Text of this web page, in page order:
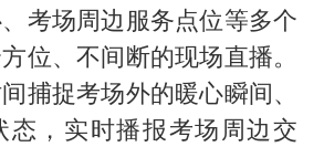
考场周边服务点位等多个
位、不间断的现场直播。
捕捉考场外的暖心瞬间、
态，实时播报考场周边交